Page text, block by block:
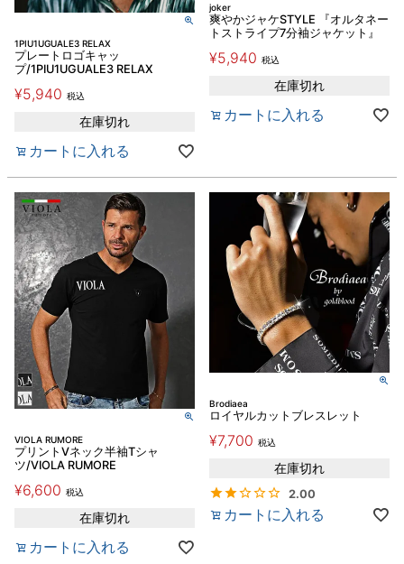
1PIU1UGUALE3 RELAX
プレートロゴキャッ
プ/1PIU1UGUALE3 RELAX
¥5,940 税込
在庫切れ
カートに入れる
joker
爽やかジャケSTYLE 『オルタネー
トストライプ7分袖ジャケット』
¥5,940 税込
在庫切れ
カートに入れる
VIOLA RUMORE
プリントVネック半袖Tシャ
ツ/VIOLA RUMORE
¥6,600 税込
在庫切れ
カートに入れる
Brodiaea
ロイヤルカットブレスレット
¥7,700 税込
在庫切れ
2.00
カートに入れる